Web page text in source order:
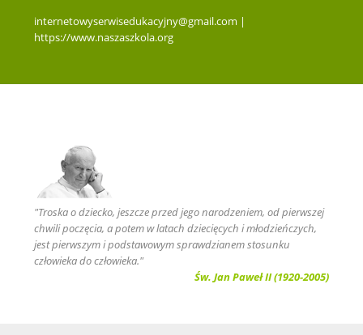
internetowyserwisedukacyjny@gmail.com |
https://www.naszaszkola.org
"Troska o dziecko, jeszcze przed jego narodzeniem, od pierwszej
chwili poczęcia, a potem w latach dziecięcych i młodzieńczych,
jest pierwszym i podstawowym sprawdzianem stosunku
człowieka do człowieka."
Św. Jan Paweł II (1920-2005)